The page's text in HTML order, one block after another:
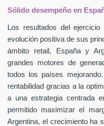
Sólido desempeño en
Los resultados del
evolución positiva de sus
ámbito retail, España y
grandes motores de
todos los países
rentabilidad gracias a la
a una estrategia centrada
permitido maximizar el
Argentina, el crecimiento ha